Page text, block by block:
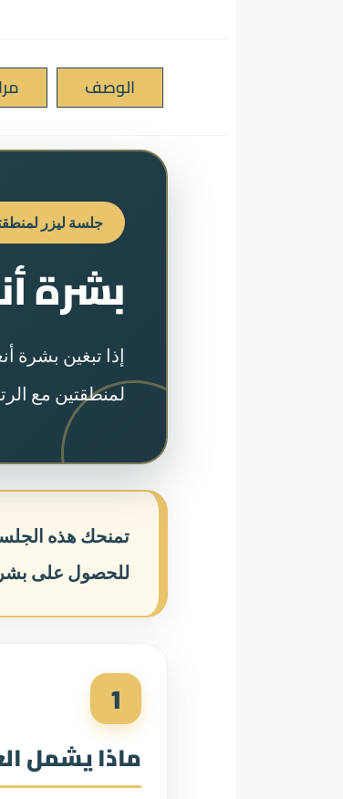
الوصف
جلسة ليزر
بشرة
إذا تبغين بشرة
لمنطقتين مع
تمنحك هذه
للحصول على بشرة
1
ماذا يشمل